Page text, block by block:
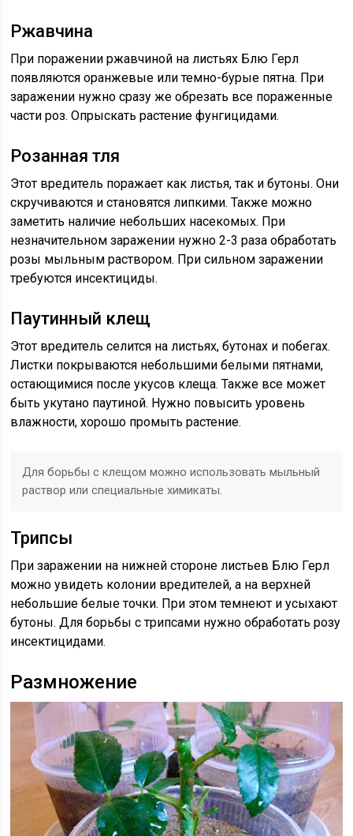
Ржавчина
При поражении ржавчиной на листьях Блю Герл
появляются оранжевые или темно-бурые пятна. При
заражении нужно сразу же обрезать все пораженные
части роз. Опрыскать растение фунгицидами.
Розанная тля
Этот вредитель поражает как листья, так и бутоны. Они
скручиваются и становятся липкими. Также можно
заметить наличие небольших насекомых. При
незначительном заражении нужно 2-3 раза обработать
розы мыльным раствором. При сильном заражении
требуются инсектициды.
Паутинный клещ
Этот вредитель селится на листьях, бутонах и побегах.
Листки покрываются небольшими белыми пятнами,
остающимися после укусов клеща. Также все может
быть укутано паутиной. Нужно повысить уровень
влажности, хорошо промыть растение.
Для борьбы с клещом можно использовать мыльный
раствор или специальные химикаты.
Трипсы
При заражении на нижней стороне листьев Блю Герл
можно увидеть колонии вредителей, а на верхней
небольшие белые точки. При этом темнеют и усыхают
бутоны. Для борьбы с трипсами нужно обработать розу
инсектицидами.
Размножение